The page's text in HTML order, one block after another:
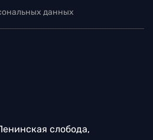
данных
слобода,